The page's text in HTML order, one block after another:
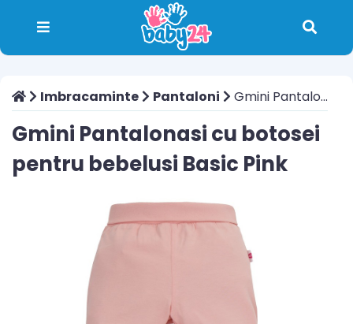
Imbracaminte Pantaloni Gmini Pantalonasi cu botosei pentru bebelusi Basic Pink
Gmini Pantalonasi cu botosei
pentru bebelusi Basic Pink